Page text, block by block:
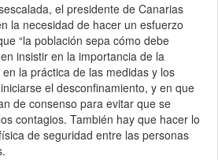
el presidente de Canarias
la necesidad de hacer un esfuerzo
“la población sepa cómo debe
insistir en la importancia de la
en la práctica de las medidas y los
el desconfinamiento, y en que
de consenso para evitar que se
contagios. También hay que hacer lo
de seguridad entre las personas